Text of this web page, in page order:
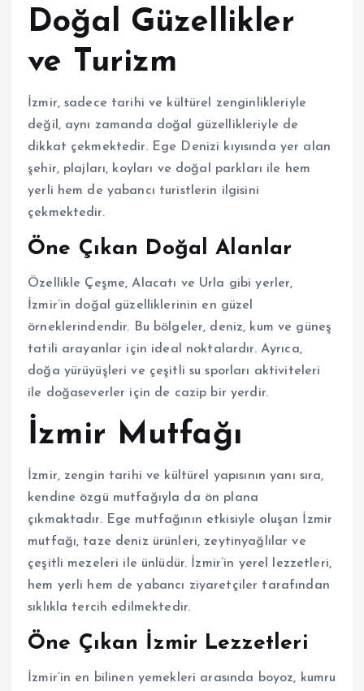
Doğal Güzellikler
ve Turizm
İzmir, sadece tarihi ve kültürel zenginlikleriyle
değil, aynı zamanda doğal güzellikleriyle de
dikkat çekmektedir. Ege Denizi kıyısında yer alan
şehir, plajları, koyları ve doğal parkları ile hem
yerli hem de yabancı turistlerin ilgisini
çekmektedir.
Öne Çıkan Doğal Alanlar
Özellikle Çeşme, Alacatı ve Urla gibi yerler,
İzmir’in doğal güzelliklerinin en güzel
örneklerindendir. Bu bölgeler, deniz, kum ve güneş
tatili arayanlar için ideal noktalardır. Ayrıca,
doğa yürüyüşleri ve çeşitli su sporları aktiviteleri
ile doğaseverler için de cazip bir yerdir.
İzmir Mutfağı
İzmir, zengin tarihi ve kültürel yapısının yanı sıra,
kendine özgü mutfağıyla da ön plana
çıkmaktadır. Ege mutfağının etkisiyle oluşan İzmir
mutfağı, taze deniz ürünleri, zeytinyağlılar ve
çeşitli mezeleri ile ünlüdür. İzmir’in yerel lezzetleri,
hem yerli hem de yabancı ziyaretçiler tarafından
sıklıkla tercih edilmektedir.
Öne Çıkan İzmir Lezzetleri
İzmir’in en bilinen yemekleri arasında boyoz, kumru